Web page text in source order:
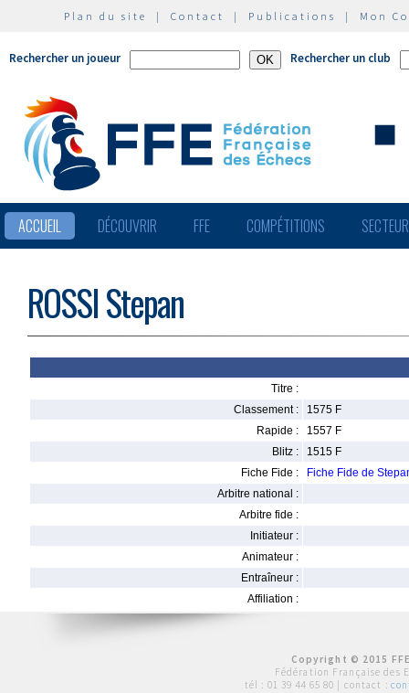
Plan du site | Contact | Publications | Mon
Rechercher un joueur Rechercher un club
ACCUEIL DÉCOUVRIR FFE COMPÉTITIONS
ROSSI Stepan
Titre :
Classement :
1575 F
Rapide :
1557 F
Blitz :
1515 F
Fiche Fide :
Fiche Fide de
Arbitre national :
Arbitre fide :
Initiateur :
Animateur :
Entraîneur :
Affiliation :
Copyright © 2015
Fédération Française des
tél : 01 39 44 65 80 | contact :